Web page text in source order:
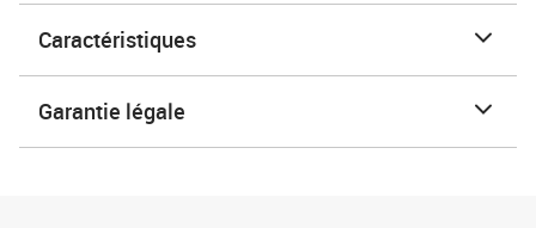
Caractéristiques
Garantie légale